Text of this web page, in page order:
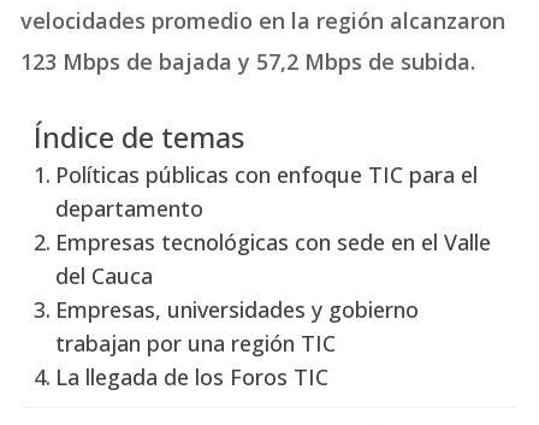
velocidades promedio en la región alcanzaron
123 Mbps de bajada y 57,2 Mbps de subida.
Índice de temas
Políticas públicas con enfoque TIC para el
departamento
Empresas tecnológicas con sede en el Valle
del Cauca
Empresas, universidades y gobierno
trabajan por una región TIC
La llegada de los Foros TIC